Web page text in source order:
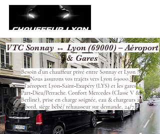
VTC Sonnay ↔ Lyon (69000) – Aéroport
& Gares
Besoin d’un chauffeur privé entre Sonnay et Lyon ?
Nous assurons vos trajets vers Lyon 69000,
l’aéroport Lyon‑Saint‑Exupéry (LYS) et les gares
Part‑Dieu/Perrache. Confort Mercedes (Classe V &
Berline), prise en charge soignée, eau & chargeurs à
bord, siège bébé/ réhausseur sur demande, 24/7.